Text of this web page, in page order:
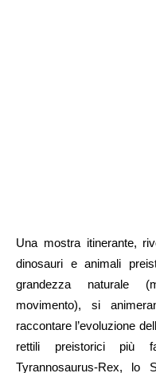
Una mostra itinerante,
dinosauri e animali
grandezza naturale
movimento), si
raccontare l’evoluzione
rettili preistorici più
Tyrannosaurus-Rex, lo